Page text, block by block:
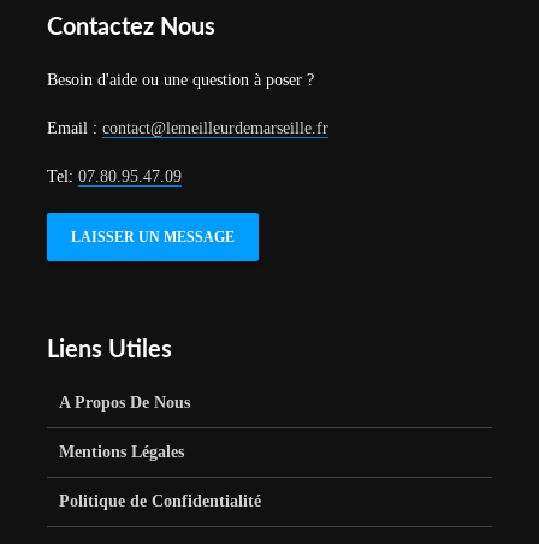
Contactez Nous
Besoin d'aide ou une question à poser ?
Email : contact@lemeilleurdemarseille.fr
Tel: 07.80.95.47.09
LAISSER UN MESSAGE
Liens Utiles
A Propos De Nous
Mentions Légales
Politique de Confidentialité